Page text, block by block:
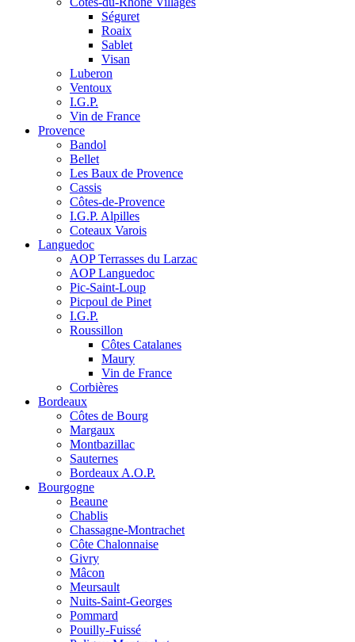
Séguret
Roaix
Sablet
Visan
Luberon
Ventoux
I.G.P.
Vin de France
Provence
Bandol
Bellet
Les Baux de Provence
Cassis
Côtes-de-Provence
I.G.P. Alpilles
Coteaux Varois
Languedoc
AOP Terrasses du Larzac
AOP Languedoc
Pic-Saint-Loup
Picpoul de Pinet
I.G.P.
Roussillon
Côtes Catalanes
Maury
Vin de France
Corbières
Bordeaux
Côtes de Bourg
Margaux
Montbazillac
Sauternes
Bordeaux A.O.P.
Bourgogne
Beaune
Chablis
Chassagne-Montrachet
Côte Chalonnaise
Givry
Mâcon
Meursault
Nuits-Saint-Georges
Pommard
Pouilly-Fuissé